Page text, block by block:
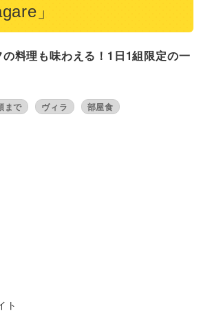
」
料理も味わえる！1日1組限定の一
まで ヴィラ 部屋食
ト